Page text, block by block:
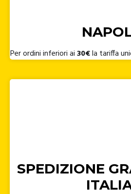
Per ordini inferiori ai30€la tariffa
SPEDIZIONE